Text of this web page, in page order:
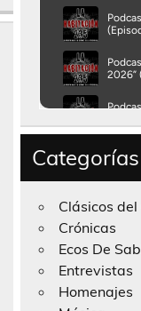
Categorías
Clásicos del
Crónicas
Ecos De
Entrevistas
Homenajes